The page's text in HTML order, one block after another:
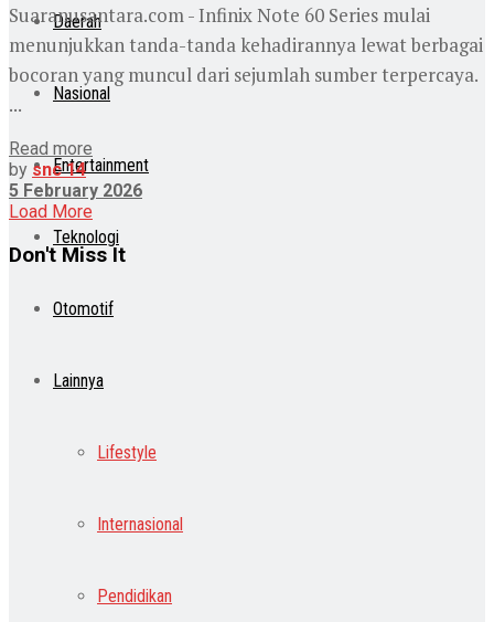
Daerah
Nasional
Entertainment
Teknologi
Otomotif
Lainnya
Lifestyle
Internasional
Pendidikan
Suaranusantara.com - Infinix Note 60 Series mulai
menunjukkan tanda-tanda kehadirannya lewat berbagai
bocoran yang muncul dari sejumlah sumber terpercaya.
...
Read more
by snc 14
5 February 2026
Load More
Don't Miss It